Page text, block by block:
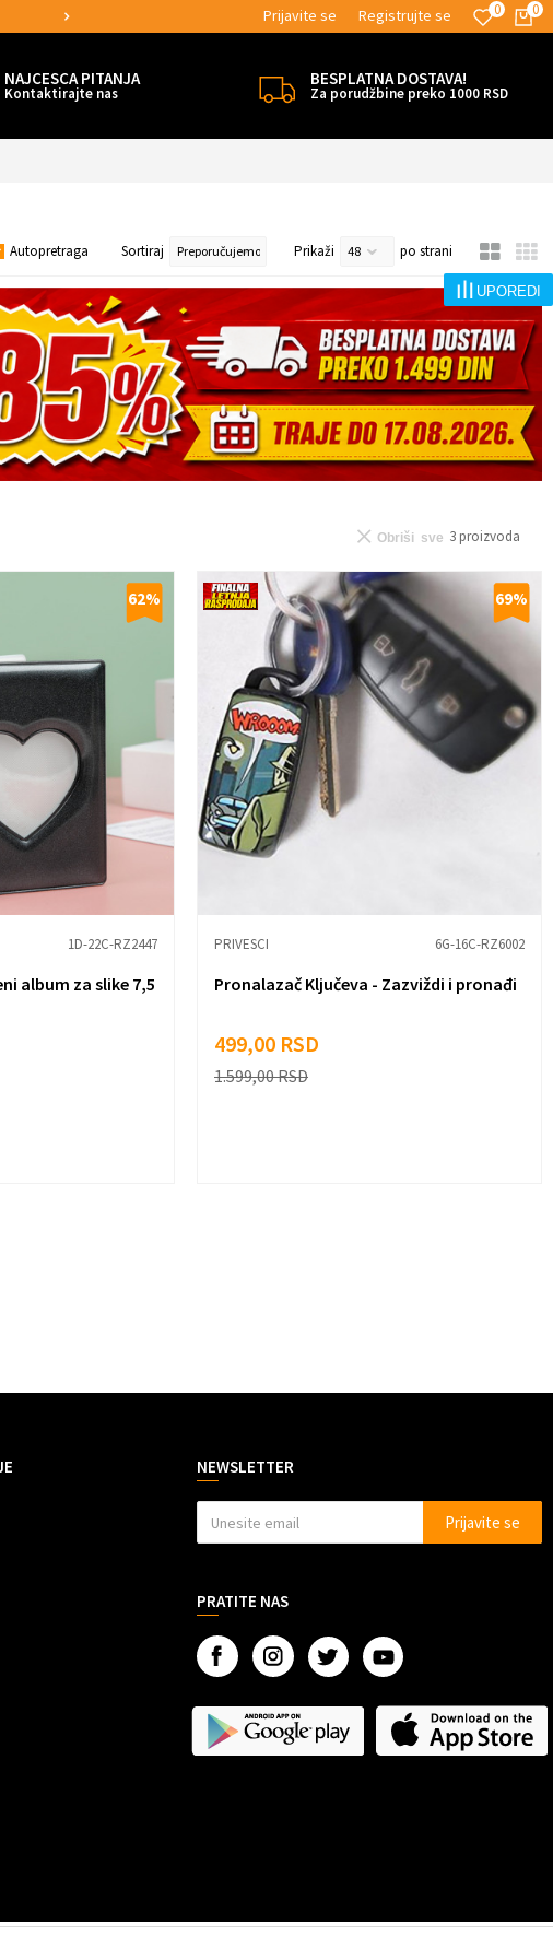
MOGUĆNOST BESPLATNE ISPORUKE! 0
0
Prijavite se Registrujte se
NAJCESCA PITANJA
Kontaktirajte nas
BESPLATNA DOSTAVA!
Za porudžbine preko 1000 RSD
UPOREDI
Autopretraga Sortiraj Prikaži po strani
3 proizvoda
Obriši sve
62%
1D-22C-RZ2447
album za slike 7,5
69%
PRIVESCI 6G-16C-RZ6002
Pronalazač Ključeva - Zazviždi i pronađi
499,00 RSD
1.599,00RSD
NEWSLETTER
Prijavite se
PRATITE NAS